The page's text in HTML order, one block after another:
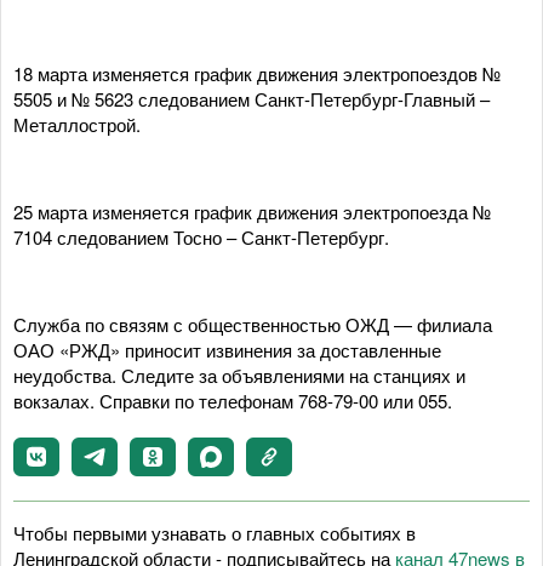
18 марта изменяется график движения электропоездов №
5505 и № 5623 следованием Санкт-Петербург-Главный –
Металлострой.
25 марта изменяется график движения электропоезда №
7104 следованием Тосно – Санкт-Петербург.
Служба по связям с общественностью ОЖД — филиала
ОАО «РЖД» приносит извинения за доставленные
неудобства. Следите за объявлениями на станциях и
вокзалах. Справки по телефонам 768-79-00 или 055.
Чтобы первыми узнавать о главных событиях в
Ленинградской области - подписывайтесь на канал 47news в